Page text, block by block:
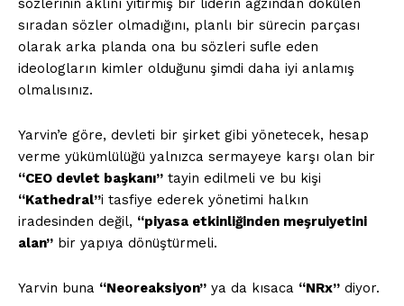
sözlerinin aklını yitirmiş bir liderin ağzından dökülen
sıradan sözler olmadığını, planlı bir sürecin parçası
olarak arka planda ona bu sözleri sufle eden
ideologların kimler olduğunu şimdi daha iyi anlamış
olmalısınız.
Yarvin’e göre, devleti bir şirket gibi yönetecek, hesap
verme yükümlülüğü yalnızca sermayeye karşı olan bir
“CEO devlet başkanı” tayin edilmeli ve bu kişi
“Kathedral”i tasfiye ederek yönetimi halkın
iradesinden değil, “piyasa etkinliğinden meşruiyetini
alan” bir yapıya dönüştürmeli.
Yarvin buna “Neoreaksiyon” ya da kısaca “NRx” diyor.